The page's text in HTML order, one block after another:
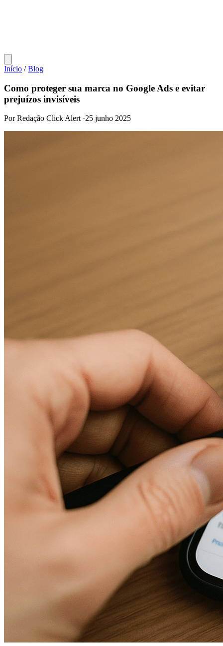
Início / Blog
Como proteger sua marca no Google Ads e evitar
prejuízos invisíveis
Por Redação Click Alert ·25 junho 2025